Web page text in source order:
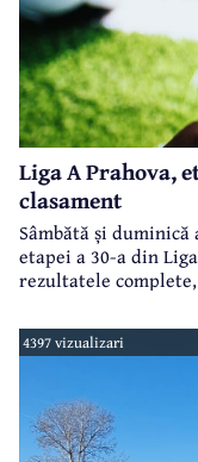
Liga A Prahova,
clasament
Sâmbătă și
etapei a 30-a din
rezultatele
4397 vizualizari